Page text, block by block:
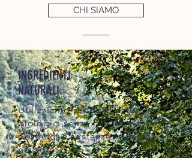
CHI SIAMO
INGREDIENTI
NATURALI
Utilizziamo prodotti naturali e
biologici senza ricorrere a
pesticidi e sostanze chimiche,
no ogm.